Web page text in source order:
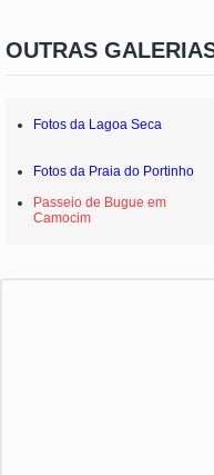
OUTRAS
Fotos da Lagoa Seca
Fotos da Praia do Portinho
Passeio de Bugue em
Camocim